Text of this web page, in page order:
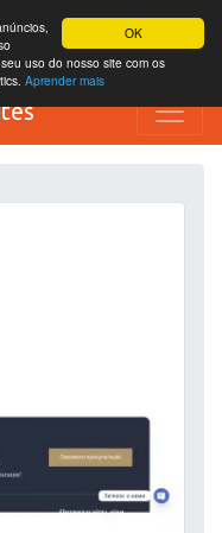
OK
uso do nosso site com os
Aprender mais